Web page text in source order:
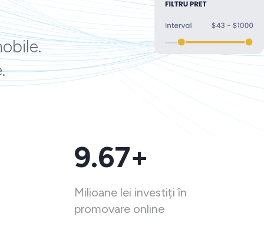
9.67+
Milioane lei investiți în
promovare online